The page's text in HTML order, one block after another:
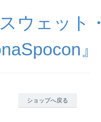
ウェット・
』
ショップへ戻る